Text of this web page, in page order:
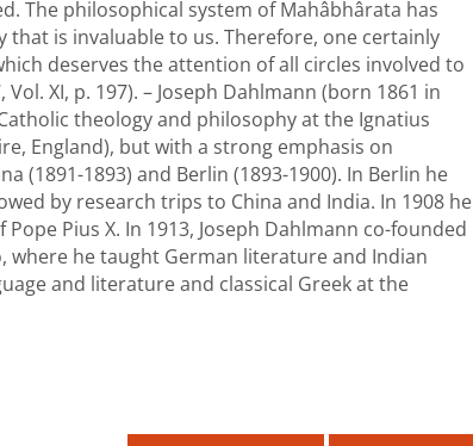
The philosophical system of Mahâbhârata has
is invaluable to us. Therefore, one certainly
deserves the attention of all circles involved to
XI, p. 197). – Joseph Dahlmann (born 1861 in
theology and philosophy at the Ignatius
England), but with a strong emphasis on
(1891-1893) and Berlin (1893-1900). In Berlin he
by research trips to China and India. In 1908 he
Pius X. In 1913, Joseph Dahlmann co-founded
where he taught German literature and Indian
and literature and classical Greek at the